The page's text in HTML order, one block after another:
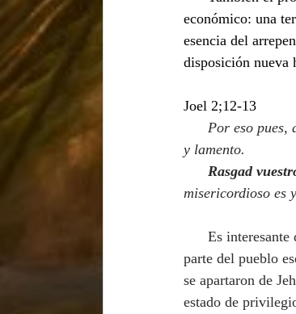
económico: una
esencia del
disposición nueva
Joel 2;12-13
Por eso
y lamento.
Rasgad
misericordioso es
Es
parte del pueblo
se apartaron de
estado de